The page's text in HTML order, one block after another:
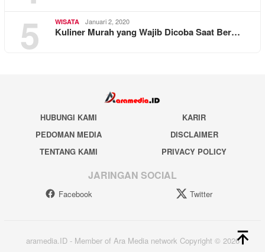
5 WISATA Januari 2, 2020
Kuliner Murah yang Wajib Dicoba Saat Ber…
HUBUNGI KAMI
KARIR
PEDOMAN MEDIA
DISCLAIMER
TENTANG KAMI
PRIVACY POLICY
JARINGAN SOCIAL
Facebook Twitter
aramedia.ID - Member of Ara Media network Copyright © 2026